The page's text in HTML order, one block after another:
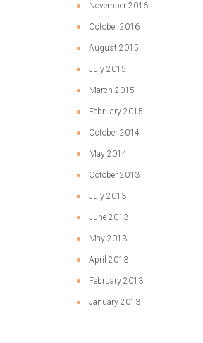
November 2016
October 2016
August 2015
July 2015
March 2015
February 2015
October 2014
May 2014
October 2013
July 2013
June 2013
May 2013
April 2013
February 2013
January 2013